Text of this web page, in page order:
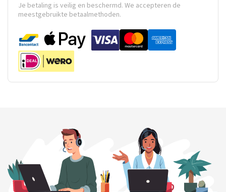
Je betaling is veilig en beschermd. We accepteren de
meestgebruikte betaalmethoden.